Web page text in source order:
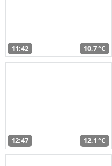
11:42 10,7 °C
12:47 12,1 °C